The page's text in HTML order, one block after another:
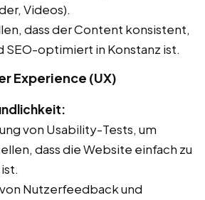
Videos).
dass der Content konsistent,
SEO-optimiert in Konstanz ist.
Experience (UX)
von Usability-Tests, um
dass die Website einfach zu
Nutzerfeedback und